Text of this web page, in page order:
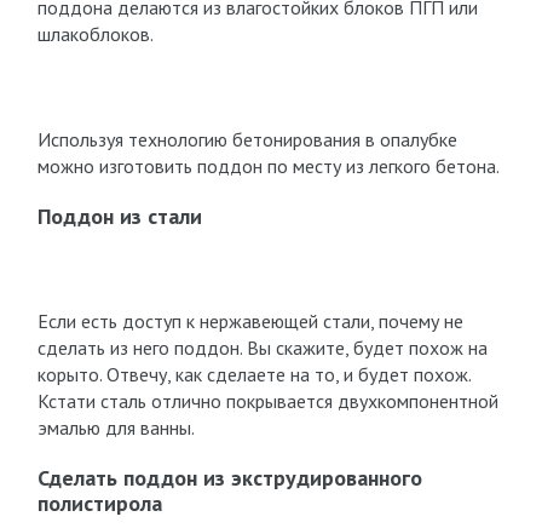
поддона делаются из влагостойких блоков ПГП или
шлакоблоков.
Используя технологию бетонирования в опалубке
можно изготовить поддон по месту из легкого бетона.
Поддон из стали
Если есть доступ к нержавеющей стали, почему не
сделать из него поддон. Вы скажите, будет похож на
корыто. Отвечу, как сделаете на то, и будет похож.
Кстати сталь отлично покрывается двухкомпонентной
эмалью для ванны.
Сделать поддон из экструдированного
полистирола